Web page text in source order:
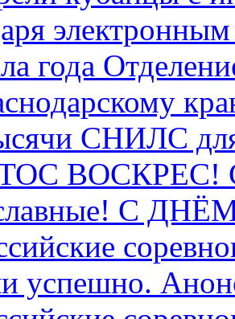
года
СНИЛС
ВОСКРЕС! С
C
успешно.